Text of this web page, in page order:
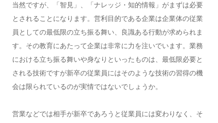
当然ですが、「智見」、「ナレッジ・知的情報」がまずは必要
とされることになります。 営利目的である企業は企業体の従業
員としての最低限の立ち振る舞い、良識ある行動が求められま
す。その教育にあたって企業は非常に力を注いでいます。 業務
における立ち振る舞いや身なりといったものは、最低限必要と
される技術ですが新卒の従業員にはそのような技術の習得の機
会は限られているのが実情ではないでしょうか。
営業などでは相手が新卒であろうと従業員には変わりなく、そ